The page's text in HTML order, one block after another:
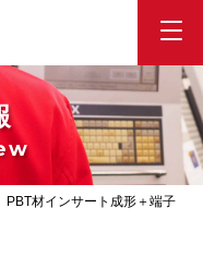
材インサート成形＋端子